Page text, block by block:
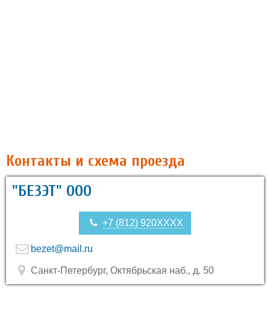
Контакты и схема проезда
"БЕЗЭТ" ООО
+7 (812) 920XXXX
bezet@mail.ru
Санкт-Петербург, Октябрьская наб., д. 50